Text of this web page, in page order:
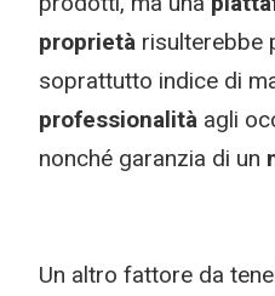
proprietà risulterebbe
soprattutto indice di
professionalità agli
nonché garanzia di un
Un altro fattore da